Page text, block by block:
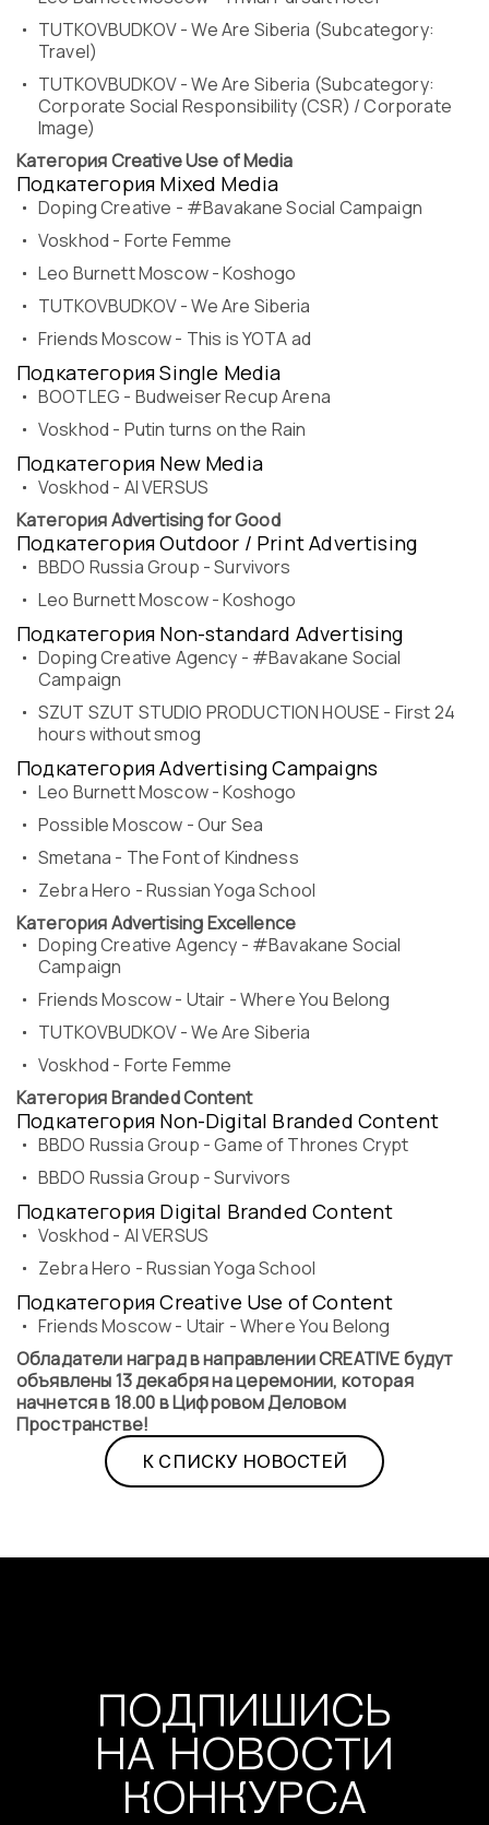
TUTKOVBUDKOV - We Are Siberia (Subcategory:
Travel)
TUTKOVBUDKOV - We Are Siberia (Subcategory:
Corporate Social Responsibility (CSR) / Corporate
Image)
Категория Creative Use of Media
Подкатегория Mixed Media
Doping Creative - #Bavakane Social Campaign
Voskhod - Forte Femme
Leo Burnett Moscow - Koshogo
TUTKOVBUDKOV - We Are Siberia
Friends Moscow - This is YOTA ad
Подкатегория Single Media
BOOTLEG - Budweiser Recup Arena
Voskhod - Putin turns on the Rain
Подкатегория New Media
Voskhod - AI VERSUS
Категория Advertising for Good
Подкатегория Outdoor / Print Advertising
BBDO Russia Group - Survivors
Leo Burnett Moscow - Koshogo
Подкатегория Non-standard Advertising
Doping Creative Agency - #Bavakane Social
Campaign
SZUT SZUT STUDIO PRODUCTION HOUSE - First 24
hours without smog
Подкатегория Advertising Campaigns
Leo Burnett Moscow - Koshogo
Possible Moscow - Our Sea
Smetana - The Font of Kindness
Zebra Hero - Russian Yoga School
Категория Advertising Excellence
Doping Creative Agency - #Bavakane Social
Campaign
Friends Moscow - Utair - Where You Belong
TUTKOVBUDKOV - We Are Siberia
Voskhod - Forte Femme
Категория Branded Content
Подкатегория Non-Digital Branded Content
BBDO Russia Group - Game of Thrones Crypt
BBDO Russia Group - Survivors
Подкатегория Digital Branded Content
Voskhod - AI VERSUS
Zebra Hero - Russian Yoga School
Подкатегория Creative Use of Content
Friends Moscow - Utair - Where You Belong
Обладатели наград в направлении CREATIVE будут
объявлены 13 декабря на церемонии, которая
начнется в 18.00 в Цифровом Деловом
Пространстве!
К СПИСКУ НОВОСТЕЙ
ПОДПИШИСЬ
НА НОВОСТИ
КОНКУРСА